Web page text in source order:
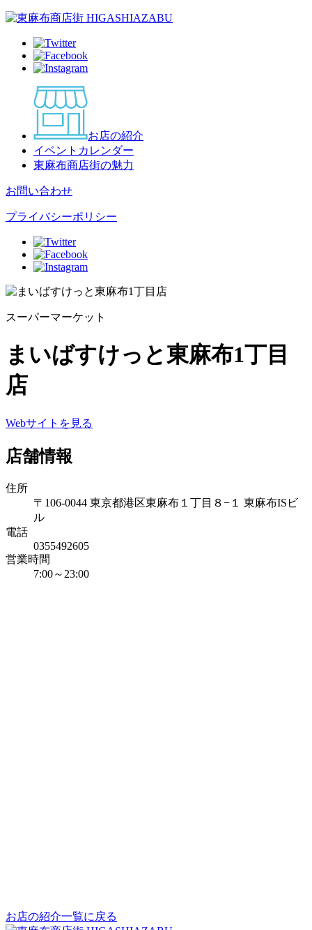
お店の紹介
イベントカレンダー
東麻布商店街の魅力
お問い合わせ
プライバシーポリシー
スーパーマーケット
まいばすけっと東麻布1丁目
店
Webサイトを見る
店舗情報
住所
〒106-0044 東京都港区東麻布１丁目８−１ 東麻布ISビ
ル
電話
0355492605
営業時間
7:00～23:00
お店の紹介一覧に戻る